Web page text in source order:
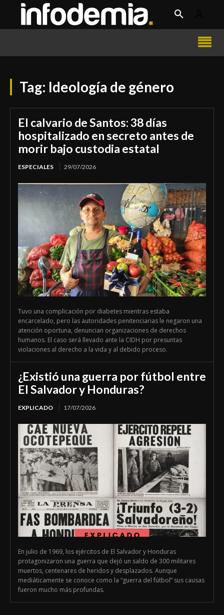
Tag: Ideología de género
El calvario de Santos: 38 días
hospitalizado en secreto antes de
morir bajo custodia estatal
ESPECIALES 29/07/2026
Tuvo una complicación por diabetes mientras estaba
encarcelado, pero las autoridades penitenciarias le negaron una
atención oportuna, denuncian organizaciones de derechos
humanos. El caso será llevado ante la CIDH por presuntas
violaciones al derecho a la vida y al debido proceso.
¿Existió una guerra por fútbol entre
El Salvador y Honduras?
EXPLICADO 17/07/2026
En julio de 1969, los ejércitos de El Salvador y Honduras
protagonizaron una guerra que dejó un saldo de 300 militares
muertos, centenares de heridos y desplazados. Aunque
mediáticamente se conoce como la “guerra del fútbol” sus causas
fueron mucho más profundas.